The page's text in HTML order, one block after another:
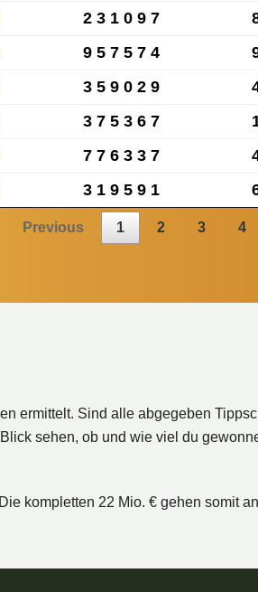
231097
957574
359029
375367
776337
319591
Previous 1 2 3 4
ermittelt. Sind alle abgegeben
sehen, ob und wie viel du
kompletten 22 Mio. € gehen somit